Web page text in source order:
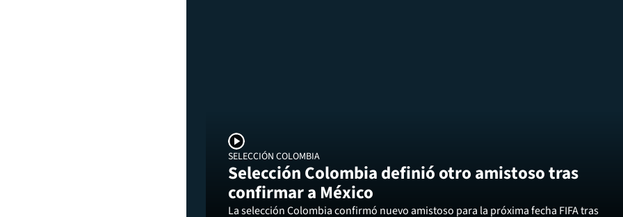
SELECCIÓN COLOMBIA
Selección Colombia definió otro amistoso tras
confirmar a México
La selección Colombia confirmó nuevo amistoso para la próxima fecha FIFA tras